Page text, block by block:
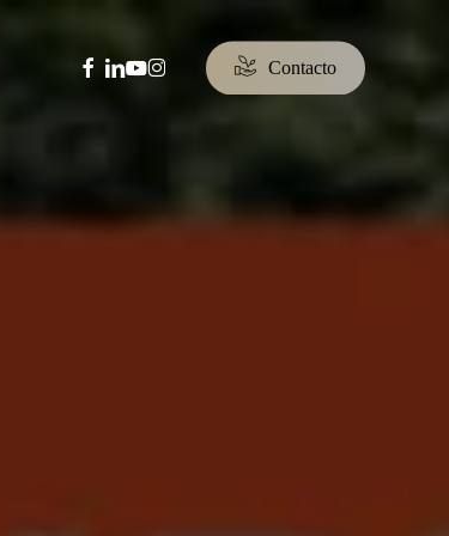
facebook
linkedin
youtube
instagram Contacto